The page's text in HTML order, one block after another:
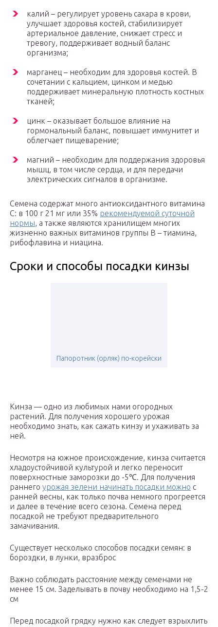
калий – регулирует уровень сахара в крови,
улучшает здоровья костей, стабилизирует
артериальное давление, снижает стресс и
тревогу, поддерживает водный баланс
организма;
марганец – необходим для здоровья костей. В
сочетании с кальцием, цинком и медью
поддерживает минеральную плотность костных
тканей;
цинк – оказывает большое влияние на
гормональный баланс, повышает иммунитет и
облегчает пищеварение;
магний – необходим для поддержания здоровья
мышц, в том числе сердца, и для передачи
электрических сигналов в организме.
Семена содержат много антиоксидантного витамина
C: в 100 г 21 мг или 35% рекомендуемой суточной
нормы, а также являются хранилищем многих
жизненно важных витаминов группы B – тиамина,
рибофлавина и ниацина.
Сроки и способы посадки кинзы
Папоротник (орляк) по-корейски
Кинза — одно из любимых нами огородных
растений. Для получения хорошего урожая
необходимо знать, как сажать кинзу и ухаживать за
ней.
Несмотря на южное происхождение, кинза считается
хладоустойчивой культурой и легко переносит
поверхностные заморозки до -5℃. Для получения
раннего урожая зелени начинать посадки можно с
ранней весны, как только почва немного прогреется
и далее в течение всего сезона. Семена перед
посадкой не требуют предварительного
замачивания.
Существует несколько способов посадки семян: в
бороздки, в лунки, вразброс
Важно соблюдать расстояние между семенами не
менее 15 см. Заделывать в почву необходимо на 1,5-2
см
Перед посадкой грядку нужно как следует взрыхлить